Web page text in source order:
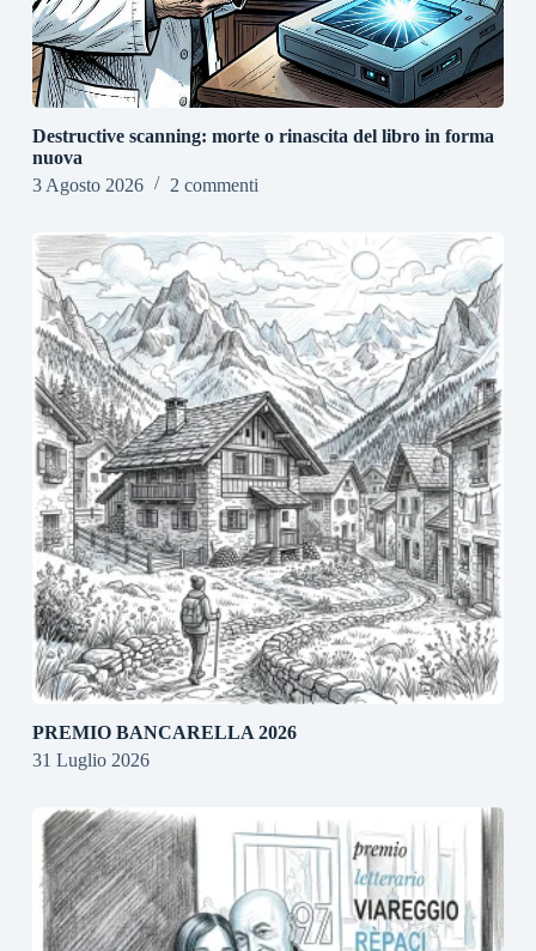
Destructive scanning: morte o rinascita del libro in forma
nuova
3 Agosto 2026
2 commenti
PREMIO BANCARELLA 2026
31 Luglio 2026